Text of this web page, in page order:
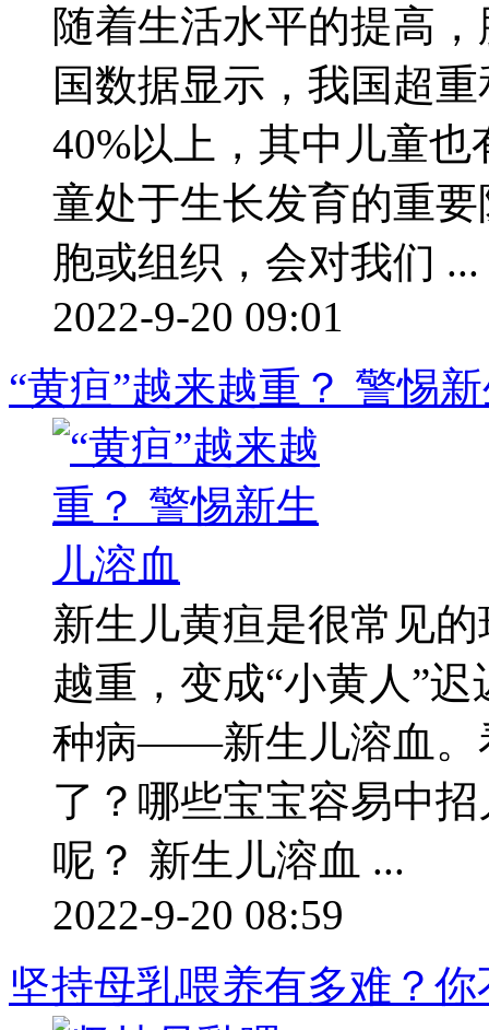
随着生活水平的提高
国数据显示，我国超
40%以上，其中儿童也
童处于生长发育的重
胞或组织，会对我们 ...
2022-9-20 09:01
“黄疸”越来越重？ 警惕
新生儿黄疸是很常见
越重，变成“小黄人”
种病——新生儿溶血。
了？哪些宝宝容易中
呢？ 新生儿溶血 ...
2022-9-20 08:59
坚持母乳喂养有多难？你